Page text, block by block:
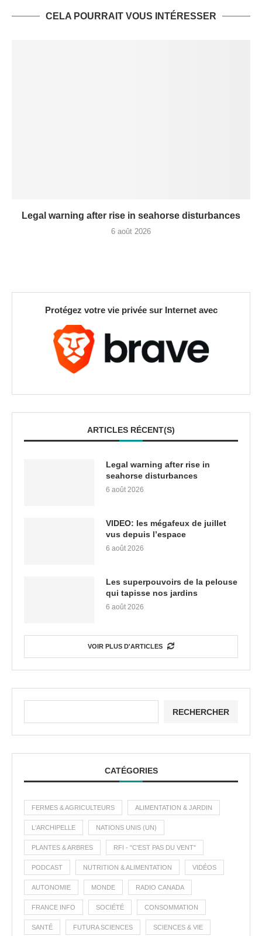
CELA POURRAIT VOUS INTÉRESSER
Legal warning after rise in seahorse disturbances
6 août 2026
Protégez votre vie privée sur Internet avec
ARTICLES RÉCENT(S)
Legal warning after rise in
seahorse disturbances
6 août 2026
VIDEO: les mégafeux de juillet
vus depuis l’espace
6 août 2026
Les superpouvoirs de la pelouse
qui tapisse nos jardins
6 août 2026
VOIR PLUS D'ARTICLES
RECHERCHER
CATÉGORIES
FERMES & AGRICULTEURS ALIMENTATION & JARDIN
L'ARCHIPELLE NATIONS UNIS (UN)
PLANTES & ARBRES RFI - "C'EST PAS DU VENT"
PODCAST NUTRITION & ALIMENTATION VIDÉOS
AUTONOMIE MONDE RADIO CANADA
FRANCE INFO SOCIÉTÉ CONSOMMATION
SANTÉ FUTURA SCIENCES SCIENCES & VIE